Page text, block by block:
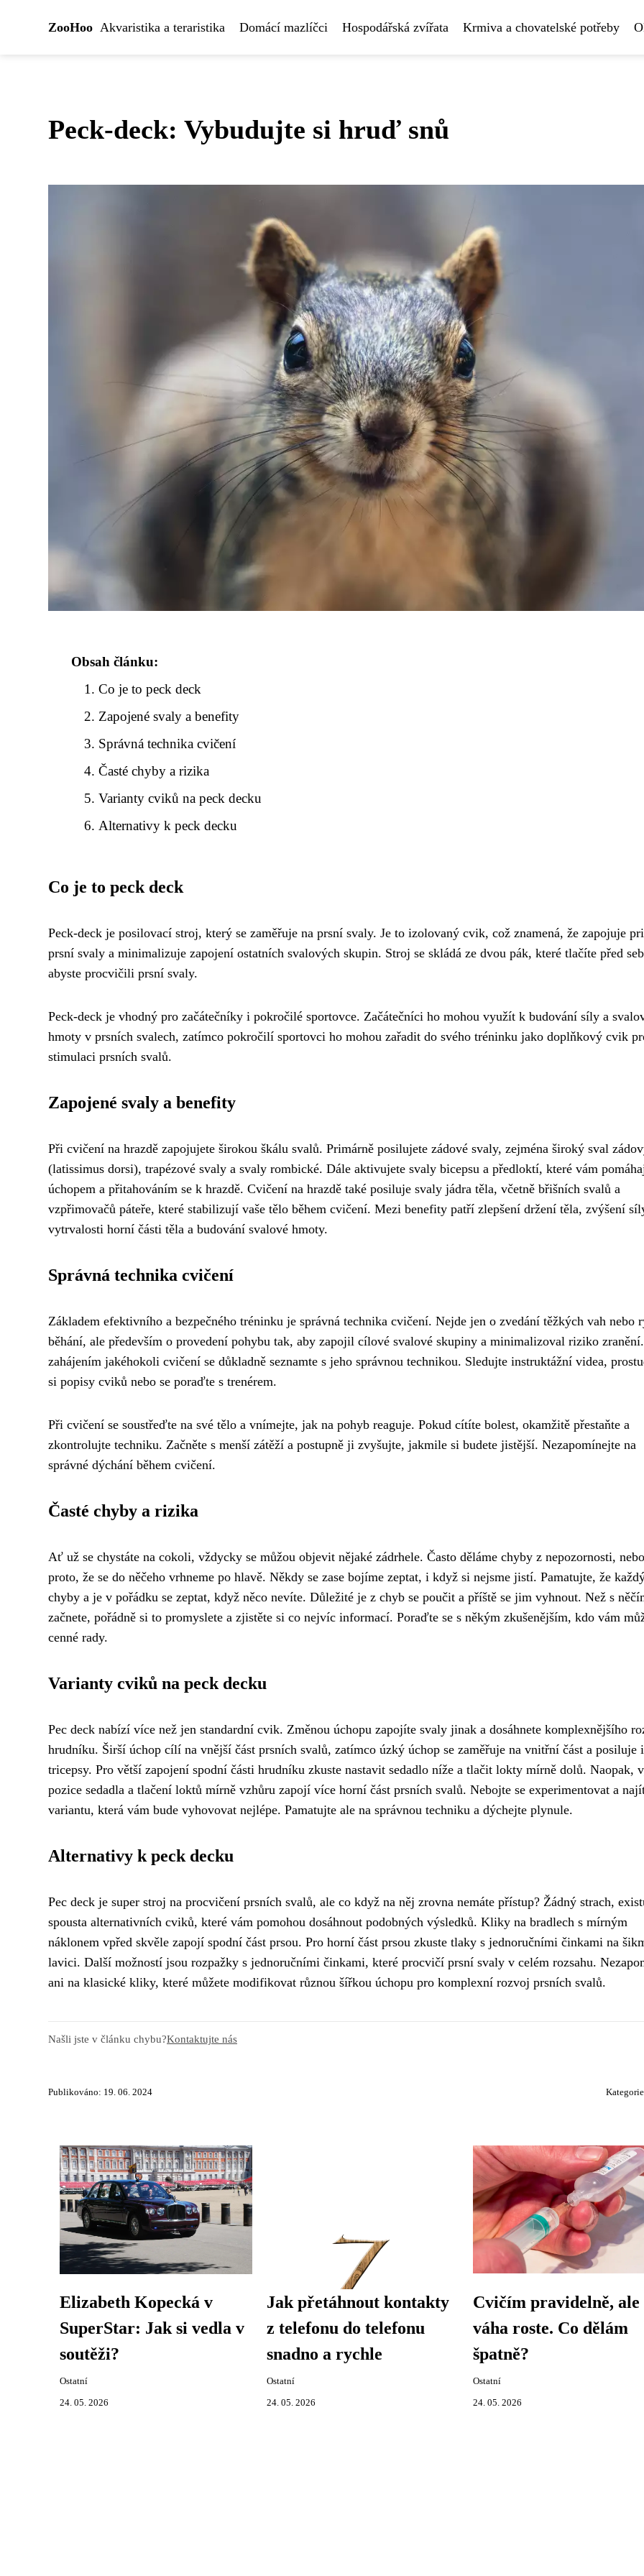
ZooHoo Akvaristika a teraristika Domácí mazlíčci Hospodářská zvířata Krmiva a chovatelské potřeby
Peck-deck: Vybudujte si hruď snů
Obsah článku:
Co je to peck deck
Zapojené svaly a benefity
Správná technika cvičení
Časté chyby a rizika
Varianty cviků na peck decku
Alternativy k peck decku
Co je to peck deck
Peck-deck je posilovací stroj, který se zaměřuje na prsní svaly. Je to izolovaný cvik, což znamená, že zapojuje
prsní svaly a minimalizuje zapojení ostatních svalových skupin. Stroj se skládá ze dvou pák, které tlačíte před
abyste procvičili prsní svaly.
Peck-deck je vhodný pro začátečníky i pokročilé sportovce. Začátečníci ho mohou využít k budování síly a
hmoty v prsních svalech, zatímco pokročilí sportovci ho mohou zařadit do svého tréninku jako doplňkový cvik
stimulaci prsních svalů.
Zapojené svaly a benefity
Při cvičení na hrazdě zapojujete širokou škálu svalů. Primárně posilujete zádové svaly, zejména široký sval
(latissimus dorsi), trapézové svaly a svaly rombické. Dále aktivujete svaly bicepsu a předloktí, které vám
úchopem a přitahováním se k hrazdě. Cvičení na hrazdě také posiluje svaly jádra těla, včetně břišních svalů a
vzpřimovačů páteře, které stabilizují vaše tělo během cvičení. Mezi benefity patří zlepšení držení těla, zvýšení
vytrvalosti horní části těla a budování svalové hmoty.
Správná technika cvičení
Základem efektivního a bezpečného tréninku je správná technika cvičení. Nejde jen o zvedání těžkých vah nebo
běhání, ale především o provedení pohybu tak, aby zapojil cílové svalové skupiny a minimalizoval riziko
zahájením jakéhokoli cvičení se důkladně seznamte s jeho správnou technikou. Sledujte instruktážní videa,
si popisy cviků nebo se poraďte s trenérem.
Při cvičení se soustřeďte na své tělo a vnímejte, jak na pohyb reaguje. Pokud cítíte bolest, okamžitě přestaňte a
zkontrolujte techniku. Začněte s menší zátěží a postupně ji zvyšujte, jakmile si budete jistější. Nezapomínejte na
správné dýchání během cvičení.
Časté chyby a rizika
Ať už se chystáte na cokoli, vždycky se můžou objevit nějaké zádrhele. Často děláme chyby z nepozornosti, nebo
proto, že se do něčeho vrhneme po hlavě. Někdy se zase bojíme zeptat, i když si nejsme jistí. Pamatujte, že
chyby a je v pořádku se zeptat, když něco nevíte. Důležité je z chyb se poučit a příště se jim vyhnout. Než s
začnete, pořádně si to promyslete a zjistěte si co nejvíc informací. Poraďte se s někým zkušenějším, kdo vám
cenné rady.
Varianty cviků na peck decku
Pec deck nabízí více než jen standardní cvik. Změnou úchopu zapojíte svaly jinak a dosáhnete komplexnějšího
hrudníku. Širší úchop cílí na vnější část prsních svalů, zatímco úzký úchop se zaměřuje na vnitřní část a posiluje i
tricepsy. Pro větší zapojení spodní části hrudníku zkuste nastavit sedadlo níže a tlačit lokty mírně dolů. Naopak,
pozice sedadla a tlačení loktů mírně vzhůru zapojí více horní část prsních svalů. Nebojte se experimentovat a
variantu, která vám bude vyhovovat nejlépe. Pamatujte ale na správnou techniku a dýchejte plynule.
Alternativy k peck decku
Pec deck je super stroj na procvičení prsních svalů, ale co když na něj zrovna nemáte přístup? Žádný strach,
spousta alternativních cviků, které vám pomohou dosáhnout podobných výsledků. Kliky na bradlech s mírným
náklonem vpřed skvěle zapojí spodní část prsou. Pro horní část prsou zkuste tlaky s jednoručními činkami na
lavici. Další možností jsou rozpažky s jednoručními činkami, které procvičí prsní svaly v celém rozsahu.
ani na klasické kliky, které můžete modifikovat různou šířkou úchopu pro komplexní rozvoj prsních svalů.
Našli jste v článku chybu?Kontaktujte nás
Publikováno: 19. 06. 2024
Elizabeth Kopecká v
SuperStar: Jak si vedla v
soutěži?
Ostatní
24. 05. 2026
Jak přetáhnout kontakty
z telefonu do telefonu
snadno a rychle
Ostatní
24. 05. 2026
Cvičím pravidelně, ale
váha roste. Co dělám
špatně?
Ostatní
24. 05. 2026